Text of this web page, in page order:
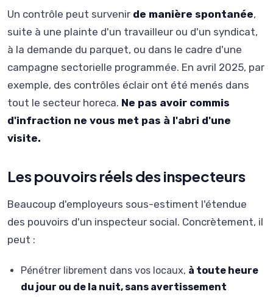
Un contrôle peut survenir de manière spontanée,
suite à une plainte d'un travailleur ou d'un syndicat,
à la demande du parquet, ou dans le cadre d'une
campagne sectorielle programmée. En avril 2025, par
exemple, des contrôles éclair ont été menés dans
tout le secteur horeca. Ne pas avoir commis
d'infraction ne vous met pas à l'abri d'une
visite.
Les pouvoirs réels des inspecteurs
Beaucoup d'employeurs sous-estiment l'étendue
des pouvoirs d'un inspecteur social. Concrètement, il
peut :
Pénétrer librement dans vos locaux, à toute heure
du jour ou de la nuit, sans avertissement